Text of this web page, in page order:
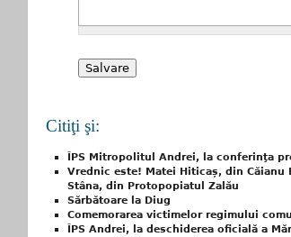
Citiţi şi:
ÎPS Mitropolitul Andrei, la conferinţa
Vrednic este! Matei Hiticaș, din
Stâna, din Protopopiatul Zalău
Sărbătoare la Diug
Comemorarea victimelor regimului
ÎPS Andrei, la deschiderea oficială a